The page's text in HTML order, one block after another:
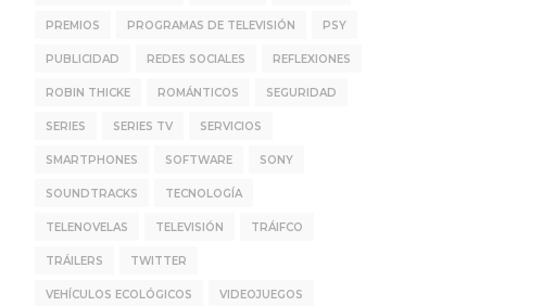
PREMIOS PROGRAMAS DE TELEVISIÓN PSY
PUBLICIDAD REDES SOCIALES REFLEXIONES
ROBIN THICKE ROMÁNTICOS SEGURIDAD
SERIES SERIES TV SERVICIOS
SMARTPHONES SOFTWARE SONY
SOUNDTRACKS TECNOLOGÍA
TELENOVELAS TELEVISIÓN TRÁIFCO
TRÁILERS TWITTER
VEHÍCULOS ECOLÓGICOS VIDEOJUEGOS